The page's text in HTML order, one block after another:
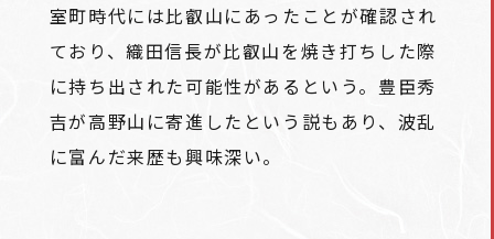
室町時代には比叡山にあったことが確認され
ており、織田信長が比叡山を焼き打ちした際
に持ち出された可能性があるという。豊臣秀
吉が高野山に寄進したという説もあり、波乱
に富んだ来歴も興味深い。